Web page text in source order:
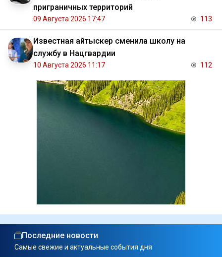
приграничных территорий
09 Августа 2026 17:47 113
Известная айтыскер сменила школу на
службу в Нацгвардии
10 Августа 2026 11:17 112
Последние новости
Самые свежие и актуальные события дня